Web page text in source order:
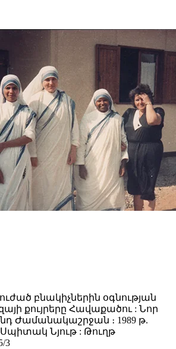
բնակիչներին օգնության
քույրերը Հավաքածու : Նոր
Ժամանակաշրջան ։ 1989 թ.
Նյութ : Թուղթ
3